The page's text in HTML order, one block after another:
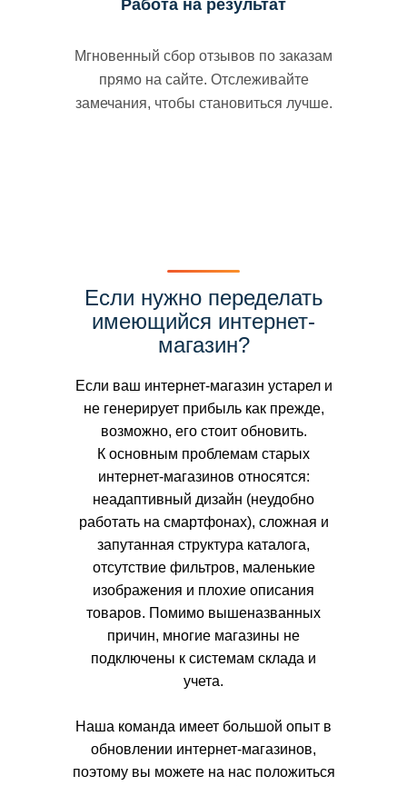
Мгновенный сбор отзывов по заказам
прямо на сайте. Отслеживайте
замечания, чтобы становиться лучше.
Работа на результат
Если нужно переделать
имеющийся интернет-
магазин?
Если ваш интернет-магазин устарел и
не генерирует прибыль как прежде,
возможно, его стоит обновить.
К основным проблемам старых
интернет-магазинов относятся:
неадаптивный дизайн (неудобно
работать на смартфонах), сложная и
запутанная структура каталога,
отсутствие фильтров, маленькие
изображения и плохие описания
товаров. Помимо вышеназванных
причин, многие магазины не
подключены к системам склада и
учета.
Наша команда имеет большой опыт в
обновлении интернет-магазинов,
поэтому вы можете на нас положиться